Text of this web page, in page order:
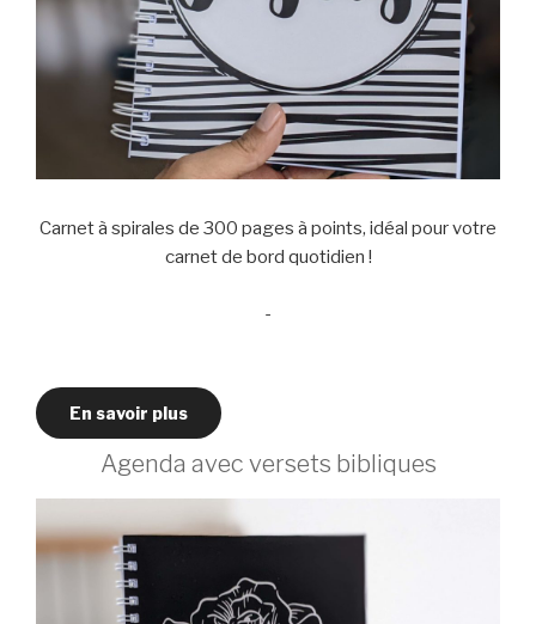
Carnet à spirales de 300 pages à points, idéal pour votre
carnet de bord quotidien !
-
En savoir plus
Agenda avec versets bibliques